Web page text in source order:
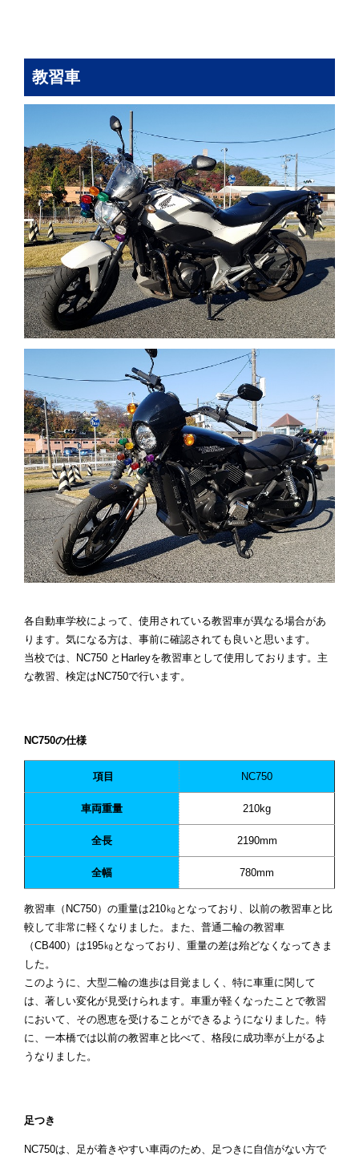
教習車
各自動車学校によって、使用されている教習車が異なる場合があ
ります。気になる方は、事前に確認されても良いと思います。
当校では、NC750 とHarleyを教習車として使用しております。主
な教習、検定はNC750で行います。
NC750の仕様
項目 NC750
車両重量 210kg
全長 2190mm
全幅 780mm
教習車（NC750）の重量は210㎏となっており、以前の教習車と比
較して非常に軽くなりました。また、普通二輪の教習車
（CB400）は195㎏となっており、重量の差は殆どなくなってきま
した。
このように、大型二輪の進歩は目覚ましく、特に車重に関して
は、著しい変化が見受けられます。車重が軽くなったことで教習
において、その恩恵を受けることができるようになりました。特
に、一本橋では以前の教習車と比べて、格段に成功率が上がるよ
うなりました。
足つき
NC750は、足が着きやすい車両のため、足つきに自信がない方で